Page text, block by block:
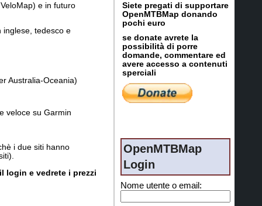
e in futuro
tedesco e
Australia-Oceania)
veloce su Garmin
i due siti hanno
login e vedrete i prezzi
Siete pregati di supportare
OpenMTBMap donando
pochi euro
se donate avrete la
possibilità di porre
domande, commentare ed
avere accesso a contenuti
sperciali
OpenMTBMap
Login
Nome utente o email: